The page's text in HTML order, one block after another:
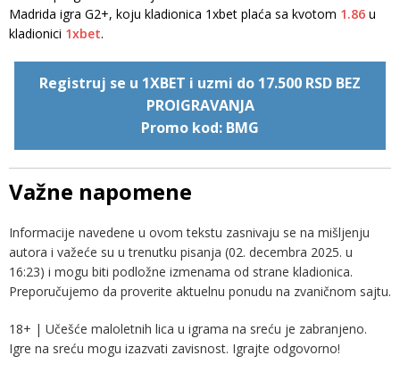
Madrida igra G2+, koju kladionica 1xbet plaća sa kvotom 1.86 u
kladionici 1xbet.
Registruj se u 1XBET i uzmi do 17.500 RSD BEZ
PROIGRAVANJA
Promo kod: BMG
Važne napomene
Informacije navedene u ovom tekstu zasnivaju se na mišljenju
autora i važeće su u trenutku pisanja (02. decembra 2025. u
16:23) i mogu biti podložne izmenama od strane kladionica.
Preporučujemo da proverite aktuelnu ponudu na zvaničnom sajtu.
18+ | Učešće maloletnih lica u igrama na sreću je zabranjeno.
Igre na sreću mogu izazvati zavisnost. Igrajte odgovorno!